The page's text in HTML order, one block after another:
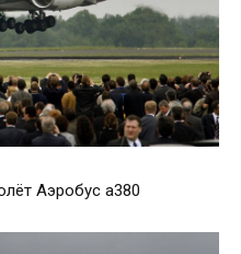
Аэробус а380